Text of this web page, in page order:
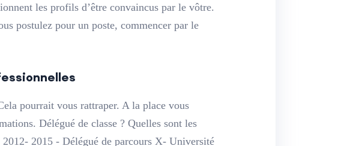
les profils d’être convaincus par le vôtre.
postulez pour un poste, commencer par le
pourrait vous rattraper. A la place vous
Délégué de classe ? Quelles sont les
2015 - Délégué de parcours X- Université